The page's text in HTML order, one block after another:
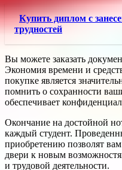
Купить диплом с
трудностей
Вы можете заказать
Экономия времени и
покупке является
помнить о сохранности
обеспечивает
Окончание на достойной
каждый студент.
приобретению позволят
двери к новым
и трудовой деятельности.